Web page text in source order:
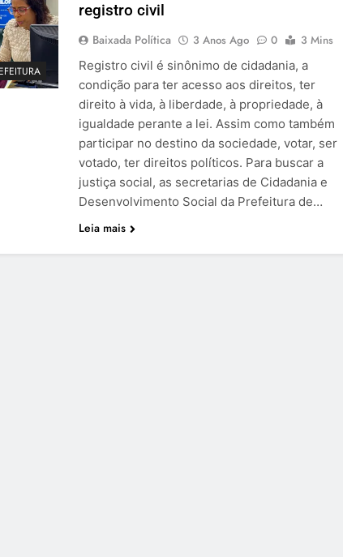
registro civil
Baixada Política 3 Anos Ago 0
3 Mins
Registro civil é sinônimo de cidadania, a
condição para ter acesso aos direitos, ter
direito à vida, à liberdade, à propriedade, à
igualdade perante a lei. Assim como também
participar no destino da sociedade, votar, ser
votado, ter direitos políticos. Para buscar a
justiça social, as secretarias de Cidadania e
Desenvolvimento Social da Prefeitura de…
Leia mais